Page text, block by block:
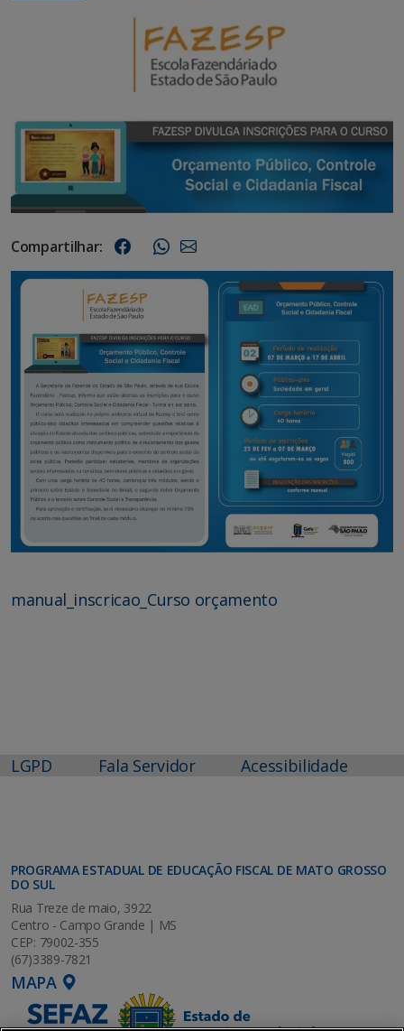
Compartilhar:
manual_inscricao_Curso orçamento
LGPD Fala Servidor Acessibilidade
PROGRAMA ESTADUAL DE EDUCAÇÃO FISCAL DE MATO GROSSO
DO SUL
Rua Treze de maio, 3922
Centro - Campo Grande | MS
CEP: 79002-355
(67)3389-7821
MAPA